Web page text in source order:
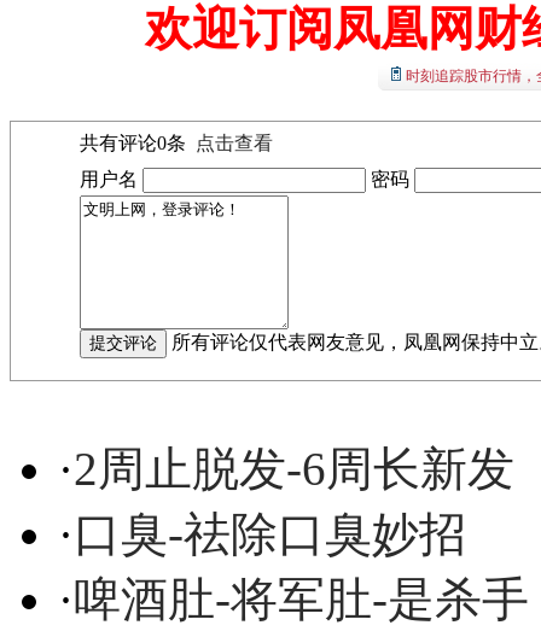
欢迎订阅凤凰网财
时刻追踪股市行情
共有评论0条
点击查看
用户名
密码
所有评论仅代表网友意见，凤凰网保持中
·2周止脱发-6周长新发
·口臭-祛除口臭妙招
·啤酒肚-将军肚-是杀手